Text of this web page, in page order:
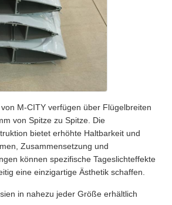
M-CITY verfügen über Flügelbreiten
von Spitze zu Spitze. Die
bietet erhöhte Haltbarkeit und
Zusammensetzung und
können spezifische Tageslichteffekte
eine einzigartige Ästhetik schaffen.
in nahezu jeder Größe erhältlich